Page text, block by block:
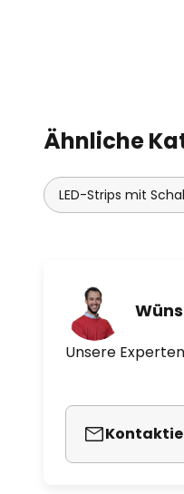
Ähnliche
LED-Strips mit
Unsere